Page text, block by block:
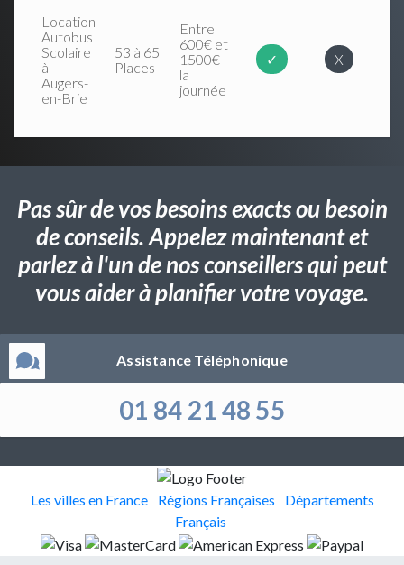
Location
Autobus
Scolaire
à
Augers-
en-Brie
53 à 65
Places
Entre
600€ et
1500€
la
journée
✓ X
Pas sûr de vos besoins exacts ou besoin
de conseils. Appelez maintenant et
parlez à l'un de nos conseillers qui peut
vous aider à planifier votre voyage.
Assistance Téléphonique
01 84 21 48 55
Les villes en France Régions Françaises
Départements
Français